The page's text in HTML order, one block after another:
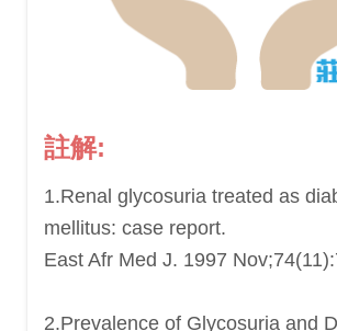
註解:
1.Renal glycosuria treated as
mellitus: case report.
East Afr Med J. 1997
2.Prevalence of Glycosuria and